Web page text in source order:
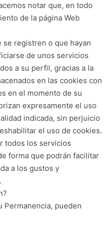
notar que, en todo
de la página Web
registren o que hayan
de unos servicios
a su perfil, gracias a la
en las cookies con
en el momento de su
expresamente el uso
indicada, sin perjuicio
el uso de cookies.
todos los servicios
forma que podrán facilitar
a los gustos y
Permanencia, pueden